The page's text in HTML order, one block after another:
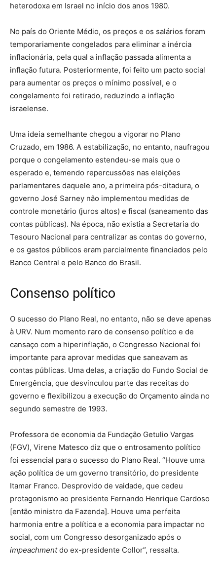
heterodoxa em Israel no início dos anos 1980.
No país do Oriente Médio, os preços e os salários foram
temporariamente congelados para eliminar a inércia
inflacionária, pela qual a inflação passada alimenta a
inflação futura. Posteriormente, foi feito um pacto social
para aumentar os preços o mínimo possível, e o
congelamento foi retirado, reduzindo a inflação
israelense.
Uma ideia semelhante chegou a vigorar no Plano
Cruzado, em 1986. A estabilização, no entanto, naufragou
porque o congelamento estendeu-se mais que o
esperado e, temendo repercussões nas eleições
parlamentares daquele ano, a primeira pós-ditadura, o
governo José Sarney não implementou medidas de
controle monetário (juros altos) e fiscal (saneamento das
contas públicas). Na época, não existia a Secretaria do
Tesouro Nacional para centralizar as contas do governo,
e os gastos públicos eram parcialmente financiados pelo
Banco Central e pelo Banco do Brasil.
Consenso político
O sucesso do Plano Real, no entanto, não se deve apenas
à URV. Num momento raro de consenso político e de
cansaço com a hiperinflação, o Congresso Nacional foi
importante para aprovar medidas que saneavam as
contas públicas. Uma delas, a criação do Fundo Social de
Emergência, que desvinculou parte das receitas do
governo e flexibilizou a execução do Orçamento ainda no
segundo semestre de 1993.
Professora de economia da Fundação Getulio Vargas
(FGV), Virene Matesco diz que o entrosamento político
foi essencial para o sucesso do Plano Real. “Houve uma
ação política de um governo transitório, do presidente
Itamar Franco. Desprovido de vaidade, que cedeu
protagonismo ao presidente Fernando Henrique Cardoso
[então ministro da Fazenda]. Houve uma perfeita
harmonia entre a política e a economia para impactar no
social, com um Congresso desorganizado após o
impeachmentdo ex-presidente Collor”, ressalta.